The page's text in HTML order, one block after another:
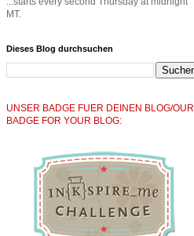
MT.
Dieses Blog durchsuchen
UNSER BADGE FUER DEINEN BLOG/OUR
BADGE FOR YOUR BLOG: